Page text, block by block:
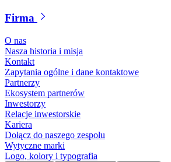
Firma
O nas
Nasza historia i misja
Kontakt
Zapytania ogólne i dane kontaktowe
Partnerzy
Ekosystem partnerów
Inwestorzy
Relacje inwestorskie
Kariera
Dołącz do naszego zespołu
Wytyczne marki
Logo, kolory i typografia